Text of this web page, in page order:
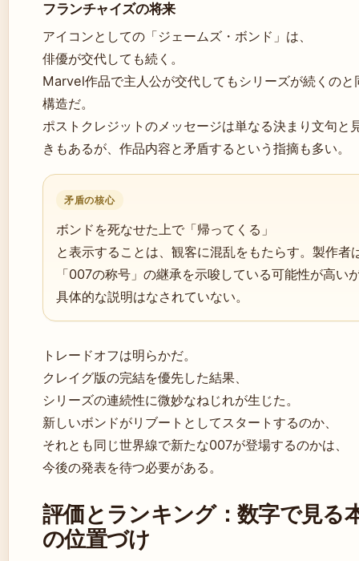
フランチャイズの将来
アイコンとしての「ジェームズ・ボンド」は、
俳優が交代しても続く。
Marvel作品で主人公が交代してもシリーズが続くのと
構造だ。
ポストクレジットのメッセージは単なる決まり文句と
きもあるが、作品内容と矛盾するという指摘も多い。
矛盾の核心
ボンドを死なせた上で「帰ってくる」
と表示することは、観客に混乱をもたらす。製作者
「007の称号」の継承を示唆している可能性が高い
具体的な説明はなされていない。
トレードオフは明らかだ。
クレイグ版の完結を優先した結果、
シリーズの連続性に微妙なねじれが生じた。
新しいボンドがリブートとしてスタートするのか、
それとも同じ世界線で新たな007が登場するのかは、
今後の発表を待つ必要がある。
評価とランキング：数字で見る
の位置づけ